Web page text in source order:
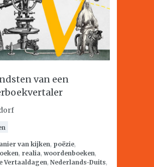
van een
van kijken, poëzie,
, realia, woordenboeken,
Vertaaldagen, Nederlands-Duits,